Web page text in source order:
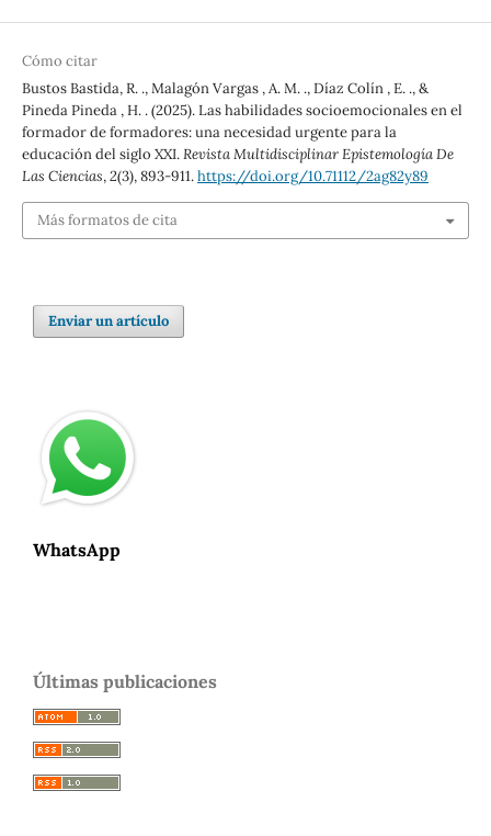
Cómo citar
Bustos Bastida, R. ., Malagón Vargas , A. M. ., Díaz Colín , E. ., &
Pineda Pineda , H. . (2025). Las habilidades socioemocionales en el
formador de formadores: una necesidad urgente para la
educación del siglo XXI.Revista Multidisciplinar Epistemología De
Las Ciencias,2(3), 893-911.https://doi.org/10.71112/2ag82y89
Más formatos de cita
Enviar un artículo
WhatsApp
Últimas publicaciones